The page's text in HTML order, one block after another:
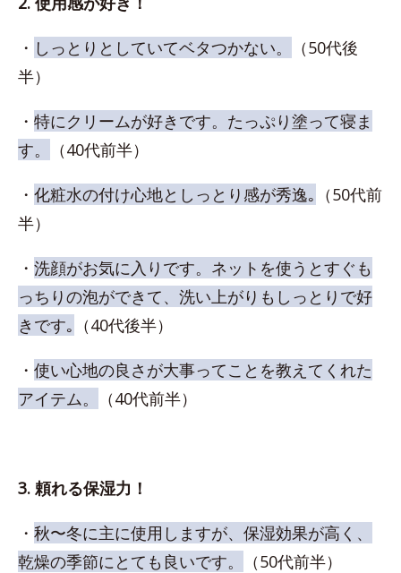
・ しっとりとしていてベタつかない。
（50代後
半）
・ 特にクリームが好きです。たっぷり塗って寝ま
す。
（40代前半）
・ 化粧水の付け心地としっとり感が秀逸｡ （50代前
半）
・ 洗顔がお気に入りです。ネットを使うとすぐも
っちりの泡ができて、洗い上がりもしっとりで好
きです｡ （40代後半）
・ 使い心地の良さが大事ってことを教えてくれた
アイテム。
（40代前半）
3. 頼れる保湿力！
・ 秋〜冬に主に使用しますが、保湿効果が高く、
乾燥の季節にとても良いです。
（50代前半）